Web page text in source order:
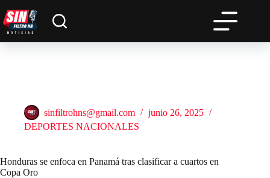
al
contenido
sinfiltrohns@gmail.com
junio 26, 2025
DEPORTES NACIONALES
Honduras se enfoca en Panamá tras clasificar a cuartos en
Copa Oro